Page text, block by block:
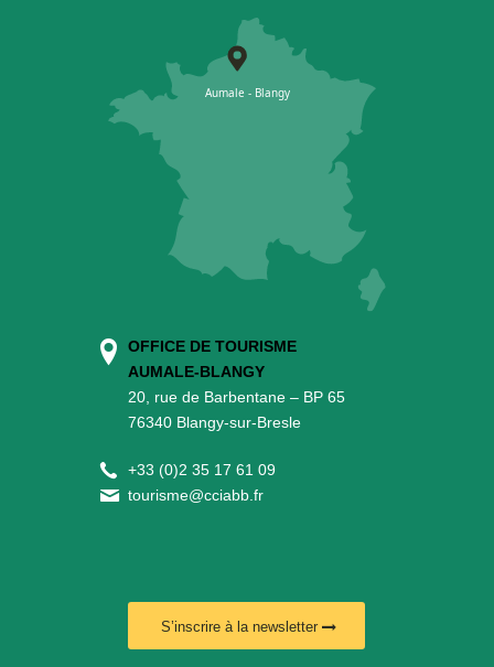
OFFICE DE TOURISME
AUMALE-BLANGY
20, rue de Barbentane – BP 65
76340 Blangy-sur-Bresle
+33 (0)2 35 17 61 09
tourisme@cciabb.fr
S’inscrire à la newsletter